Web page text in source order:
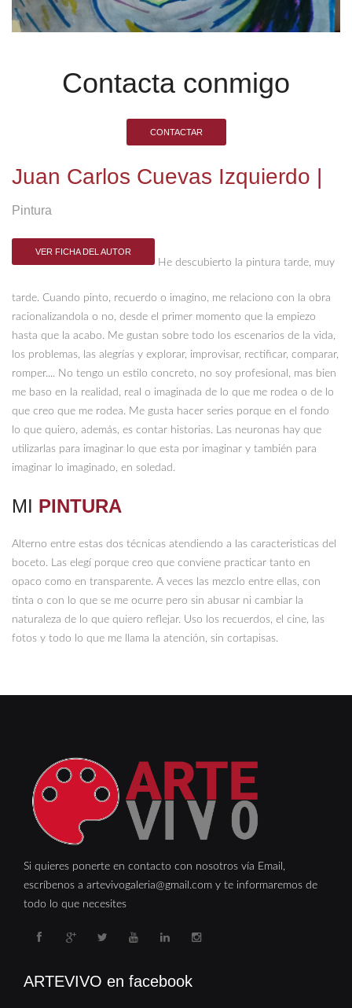
Contacta conmigo
CONTACTAR
Juan Carlos Cuevas Izquierdo |
Pintura
VER FICHA DEL AUTOR
He descubierto la pintura tarde, muy
tarde. Cuando pinto, recuerdo o imagino, me relaciono con la obra
racionalizandola o no, desde el primer momento que la empiezo
hasta que la acabo. Me gustan sobre todo los escenarios de la vida,
los problemas, las alegrías y explorar, improvisar, rectificar, comparar,
romper.... No tengo un estilo concreto, no soy profesional, mas bien
me baso en la realidad, real o imaginada de lo que me rodea o de lo
que creo que me rodea. Me gusta hacer series porque en el fondo
lo que quiero, además, es contar historias. Las neuronas hay que
utilizarlas para imaginar lo que esta por imaginar y también para
imaginar lo imaginado, en soledad.
MI PINTURA
Alterno entre estas dos técnicas atendiendo a las caracteristicas del
boceto. Las elegí porque creo que conviene practicar tanto en
opaco como en transparente. A veces las mezclo entre ellas, con
tinta o con lo que se me ocurre pero sin abusar ni cambiar la
naturaleza de lo que quiero reflejar. Uso los recuerdos, el cine, las
fotos y todo lo que me llama la atención, sin cortapisas.
Si quieres ponerte en contacto con nosotros vía Email,
escríbenos a artevivogaleria@gmail.com y te informaremos de
todo lo que necesites
ARTEVIVO en facebook